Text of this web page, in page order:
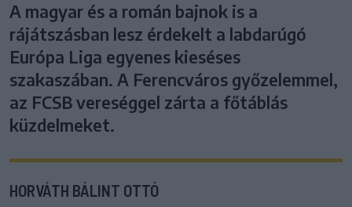
A magyar és a román bajnok is a
rájátszásban lesz érdekelt a labdarúgó
Európa Liga egyenes kieséses
szakaszában. A Ferencváros győzelemmel,
az FCSB vereséggel zárta a főtáblás
küzdelmeket.
HORVÁTH BÁLINT OTTÓ